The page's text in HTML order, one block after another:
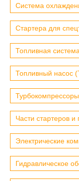
Система
Стартера для
Топливная система
Топливный насос
Части стартеров и
Электрические
Гидравлическое